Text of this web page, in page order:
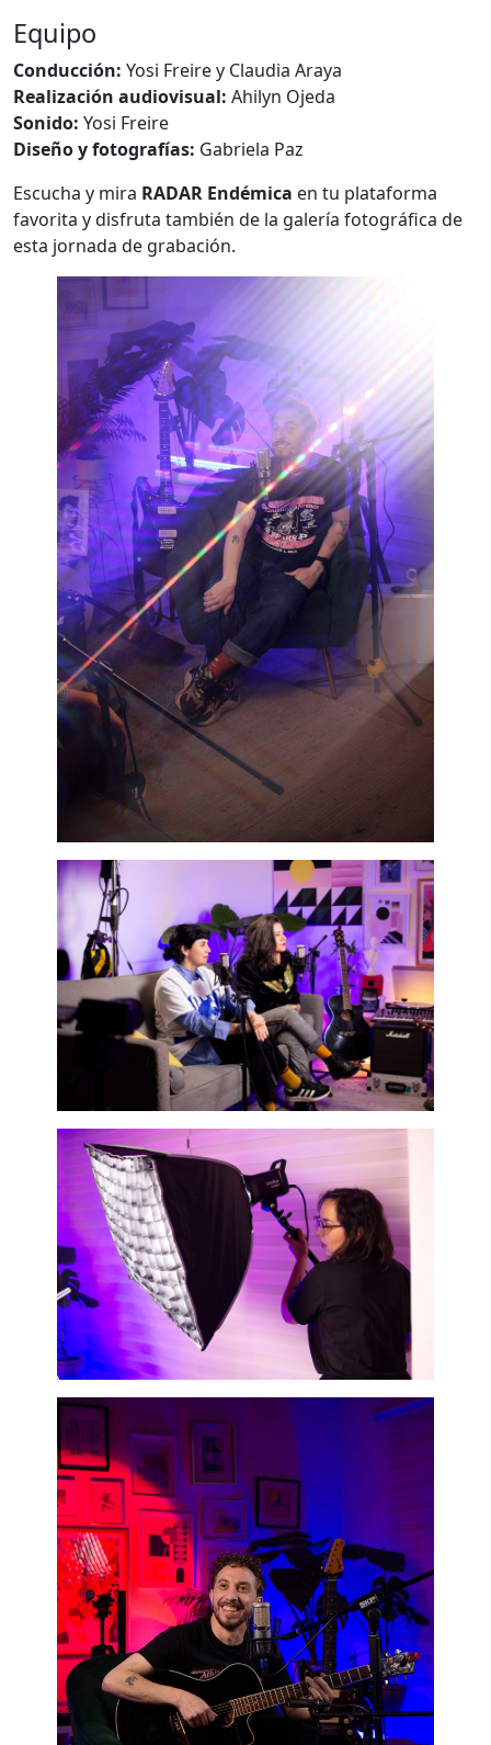
Equipo
Conducción: Yosi Freire y Claudia Araya
Realización audiovisual: Ahilyn Ojeda
Sonido: Yosi Freire
Diseño y fotografías: Gabriela Paz
Escucha y mira RADAR Endémica en tu plataforma
favorita y disfruta también de la galería fotográfica de
esta jornada de grabación.